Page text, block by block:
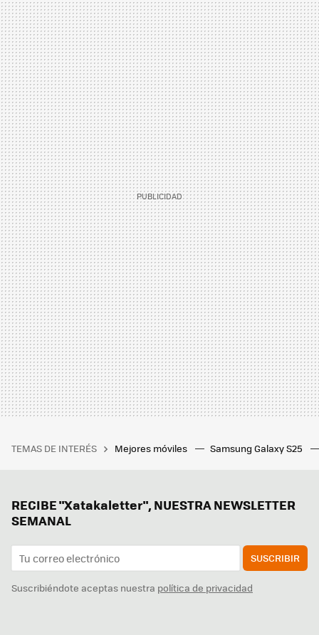
TEMAS DE INTERÉS Mejores móviles Samsung Galaxy S25
RECIBE "Xatakaletter", NUESTRA NEWSLETTER
SEMANAL
SUSCRIBIR
Suscribiéndote aceptas nuestra política de privacidad